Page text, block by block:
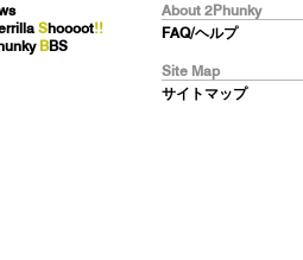
Shoooot!!
BBS
About 2Phunky
FAQ/ヘルプ
Site Map
サイトマップ